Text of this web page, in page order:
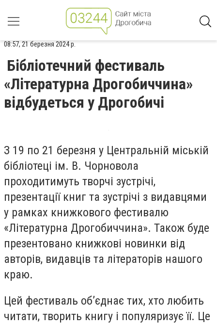
08:57, 21 березня 2024 р.
Бібліотечний фестиваль
«Літературна Дрогобиччина»
відбудеться у Дрогобичі
З 19 по 21 березня у Центральній міській
бібліотеці ім. В. Чорновола
проходитимуть творчі зустрічі,
презентації книг та зустрічі з видавцями
у рамках книжкового фестивалю
«Літературна Дрогобиччина». Також буде
презентовано книжкові новинки від
авторів, видавців та літераторів нашого
краю.
Цей фестиваль обʼєднає тих, хто любить
читати, творить книгу і популяризує її. Це